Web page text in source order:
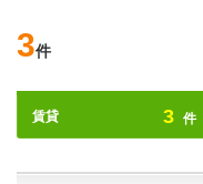
3件
賃貸 3 件